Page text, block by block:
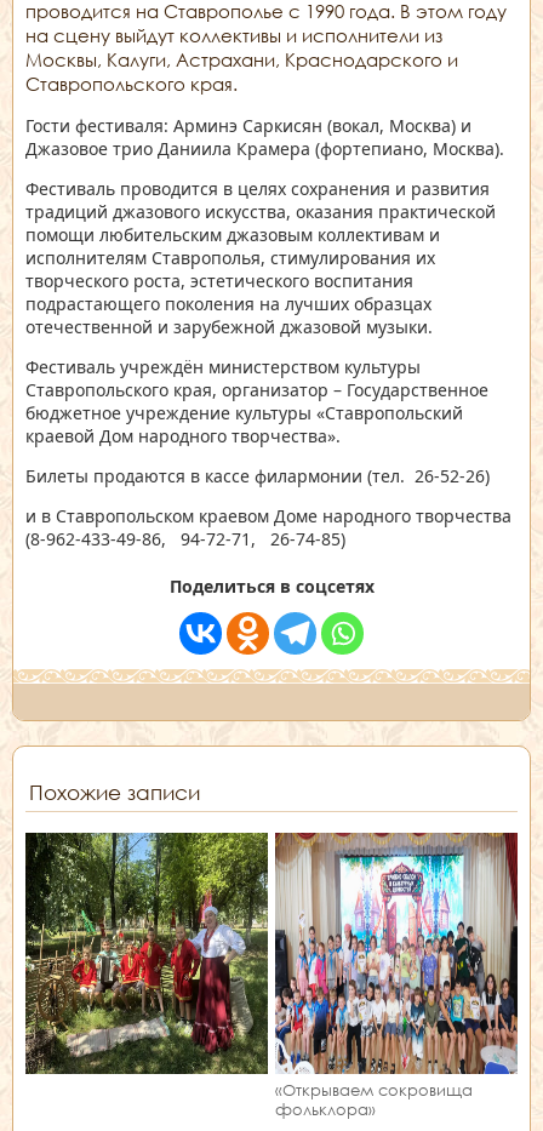
проводится на Ставрополье с 1990 года. В этом году
на сцену выйдут коллективы и исполнители из
Москвы, Калуги, Астрахани, Краснодарского и
Ставропольского края.
Гости фестиваля: Арминэ Саркисян (вокал, Москва) и
Джазовое трио Даниила Крамера (фортепиано, Москва).
Фестиваль проводится в целях сохранения и развития
традиций джазового искусства, оказания практической
помощи любительским джазовым коллективам и
исполнителям Ставрополья, стимулирования их
творческого роста, эстетического воспитания
подрастающего поколения на лучших образцах
отечественной и зарубежной джазовой музыки.
Фестиваль учреждён министерством культуры
Ставропольского края, организатор – Государственное
бюджетное учреждение культуры «Ставропольский
краевой Дом народного творчества».
Билеты продаются в кассе филармонии (тел. 26-52-26)
и в Ставропольском краевом Доме народного творчества
(8-962-433-49-86, 94-72-71, 26-74-85)
Поделиться в соцсетях
Похожие записи
«Открываем сокровища
фольклора»